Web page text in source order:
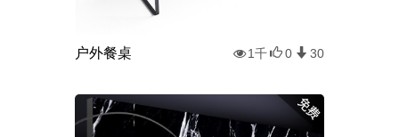
户外餐桌 1千 0 30